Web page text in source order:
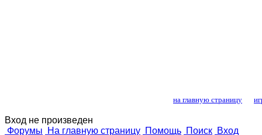
на главную страницу
Вход не произведен
Форумы
На главную страницу Помощь Поиск Вход